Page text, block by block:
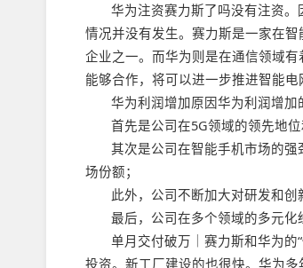
华为注资赛力斯了吗没有注资
情况并没有发生。赛力斯是一家在
企业之一。而华为则是在通信领域
能够合作，将可以进一步推进智能
华为利润增加原因华为利润增加
首先是公司在5G领域的领先地
其次是公司在智能手机市场的
场份额；
此外，公司不断加大对研发和创
最后，公司在多个领域的多元化
单月交付破万｜赛力斯和华为
投资。新工厂建设的也很快。华为